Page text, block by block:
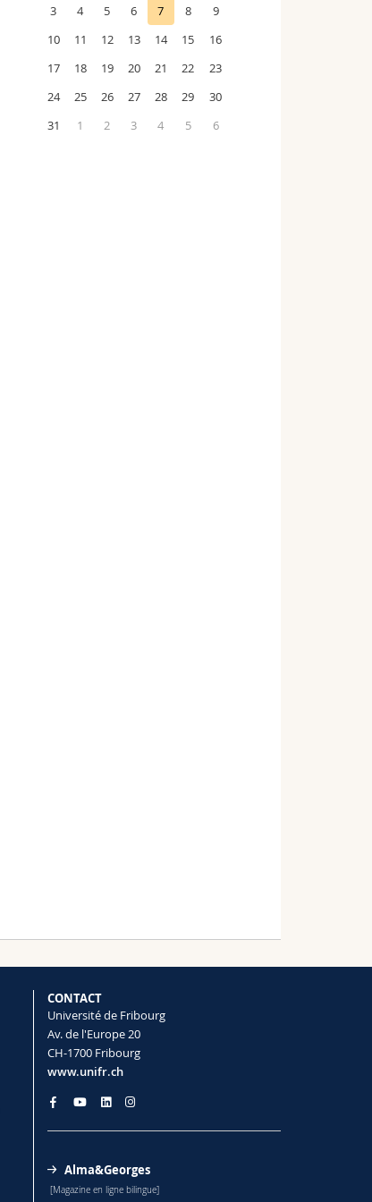
3
4 5 6 7 8
9
10
11 12 13 14 15
16
17
18 19 20 21 22
23
24
25 26 27 28 29
30
31
1 2 3 4 5 6
CONTACT
Université de Fribourg
Av. de l'Europe 20
CH-1700 Fribourg
www.unifr.ch
Alma&Georges
[Magazine en ligne bilingue]